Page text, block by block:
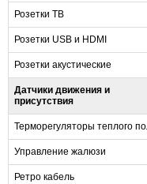
Розетки ТВ
Розетки USB и HDMI
Розетки акустические
Датчики движения и
присутствия
Терморегуляторы теплого
Управление жалюзи
Ретро кабель